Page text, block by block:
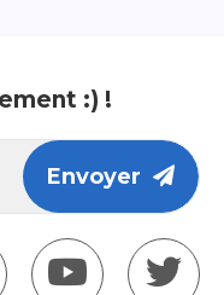
:) !
Envoyer